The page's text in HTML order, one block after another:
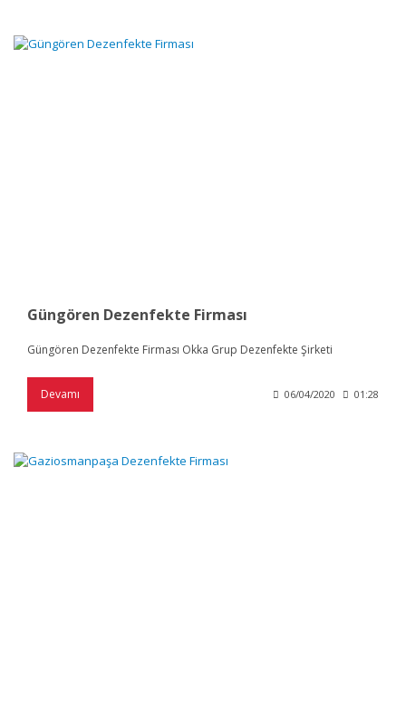
Güngören Dezenfekte Firması
Güngören Dezenfekte Firması Okka Grup Dezenfekte Şirketi
Devamı 06/04/2020 01:28